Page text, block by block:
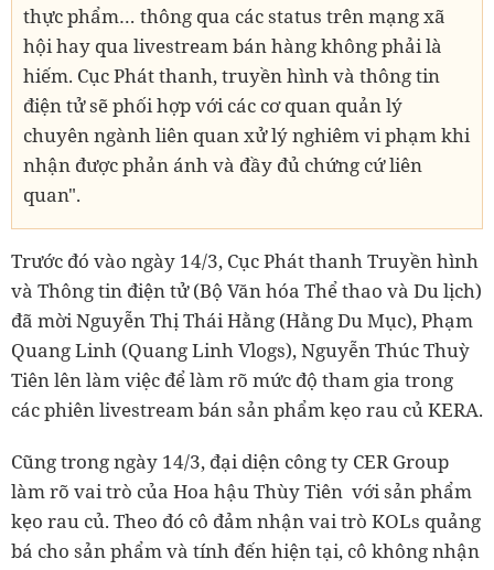
thực phẩm… thông qua các status trên mạng xã
hội hay qua livestream bán hàng không phải là
hiếm. Cục Phát thanh, truyền hình và thông tin
điện tử sẽ phối hợp với các cơ quan quản lý
chuyên ngành liên quan xử lý nghiêm vi phạm khi
nhận được phản ánh và đầy đủ chứng cứ liên
quan".
Trước đó vào ngày 14/3, Cục Phát thanh Truyền hình
và Thông tin điện tử (Bộ Văn hóa Thể thao và Du lịch)
đã mời Nguyễn Thị Thái Hằng (Hằng Du Mục), Phạm
Quang Linh (Quang Linh Vlogs), Nguyễn Thúc Thuỳ
Tiên lên làm việc để làm rõ mức độ tham gia trong
các phiên livestream bán sản phẩm kẹo rau củ KERA.
Cũng trong ngày 14/3, đại diện công ty CER Group
làm rõ vai trò của Hoa hậu Thùy Tiên với sản phẩm
kẹo rau củ. Theo đó cô đảm nhận vai trò KOLs quảng
bá cho sản phẩm và tính đến hiện tại, cô không nhận